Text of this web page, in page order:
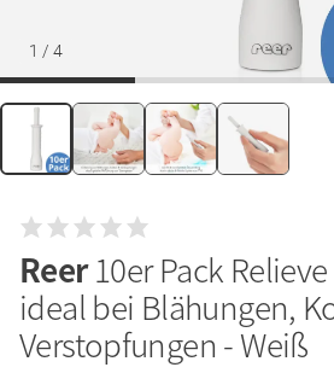
1 / 4
Reer10er Pack
ideal bei Blähungen,
Verstopfungen - Weiß